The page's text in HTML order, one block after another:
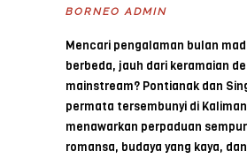
BORNEO ADMIN
Mencari pengalaman bulan
berbeda, jauh dari keramaian
mainstream? Pontianak dan
permata tersembunyi di
menawarkan perpaduan
romansa, budaya yang kaya,